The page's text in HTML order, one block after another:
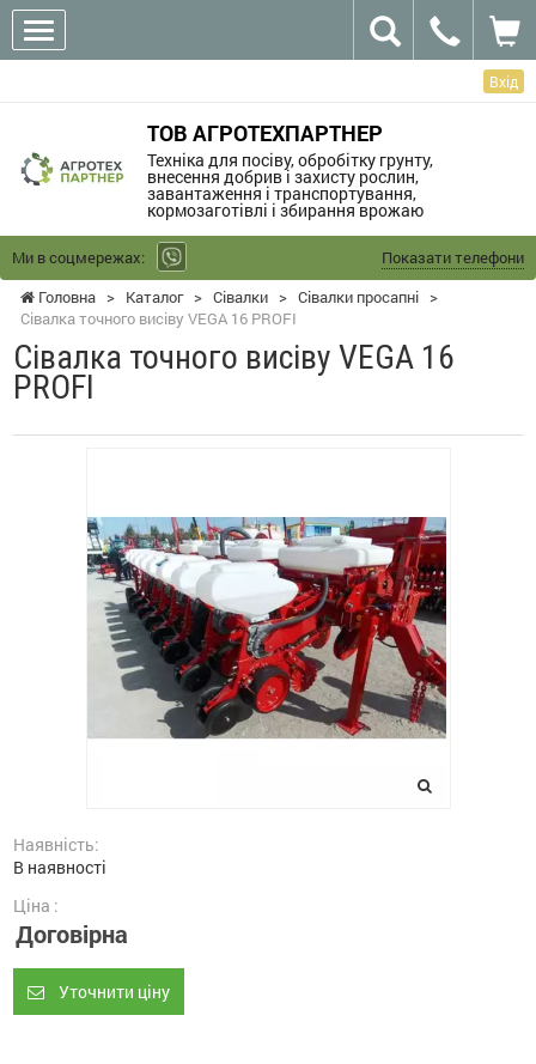
Вхід
ТОВ АГРОТЕХПАРТНЕР
Техніка для посіву, обробітку грунту,
внесення добрив і захисту рослин,
завантаження і транспортування,
кормозаготівлі і збирання врожаю
Ми в соцмережах:
Показати телефони
Головна > Каталог > Сівалки > Сівалки просапні >
Сівалка точного висіву VEGA 16 PROFI
Сівалка точного висіву VEGA 16
PROFI
Наявність:
В наявності
Ціна :
Договірна
Уточнити ціну